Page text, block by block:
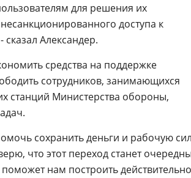
для решения их
доступа к
Александер.
средства на поддержке
сотрудников, занимающихся
станций Министерства обороны,
сохранить деньги и рабочую
что этот переход станет
нам построить действительно